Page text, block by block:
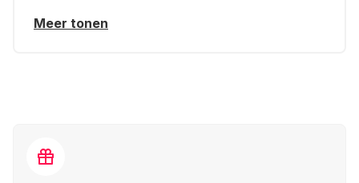
Meer tonen